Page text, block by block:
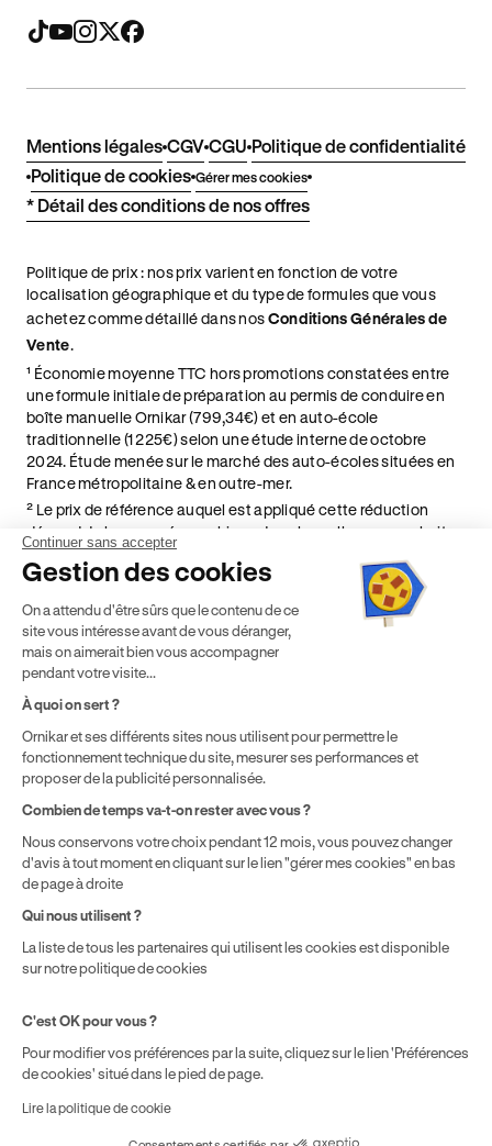
Mentions légales CGV CGU Politique de confidentialité
Politique de cookies Gérer mes cookies
* Détail des conditions de nos offres
Politique de prix : nos prix varient en fonction de votre
localisation géographique et du type de formules que vous
achetez comme détaillé dans nosConditions Générales de
Vente.
¹ Économie moyenne TTC hors promotions constatées entre
une formule initiale de préparation au permis de conduire en
boîte manuelle Ornikar (799,34€) et en auto-école
traditionnelle (1 225€) selon une étude interne de octobre
2024. Étude menée sur le marché des auto-écoles situées en
France métropolitaine & en outre-mer.
² Le prix de référence auquel est appliqué cette réduction
dépend de la zone géographique dans laquelle vous souhaitez
effectuer vos heures de conduite conformément à l'Article 6
de nos Conditions Générales de Vente
⁵ Montant du financement CPF variable selon les droits acquis
par chaque bénéficiaire. Exemple donné pour un titulaire
disposant de 500 € de droits CPF. Le reste à charge dépend du
solde disponible sur le Compte Personnel de Formation et du
Continuer sans accepter
Gestion des cookies
On a attendu d'être sûrs que le contenu de ce
site vous intéresse avant de vous déranger,
mais on aimerait bien vous accompagner
pendant votre visite...
À quoi on sert ?
Ornikar et ses différents sites nous utilisent pour permettre le
fonctionnement technique du site, mesurer ses performances et
proposer de la publicité personnalisée.
Combien de temps va-t-on rester avec vous ?
Nous conservons votre choix pendant 12 mois, vous pouvez changer
d'avis à tout moment en cliquant sur le lien "gérer mes cookies" en bas
de page à droite
Qui nous utilisent ?
La liste de tous les partenaires qui utilisent les cookies est disponible
sur notre politique de cookies
C'est OK pour vous ?
Pour modifier vos préférences par la suite, cliquez sur le lien 'Préférences
de cookies' situé dans le pied de page.
Lire la politique de cookie